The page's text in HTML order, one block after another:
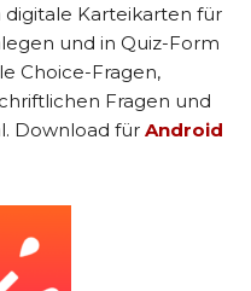
digitale Karteikarten für
und in Quiz-Form
Choice-Fragen,
Fragen und
Download für Android